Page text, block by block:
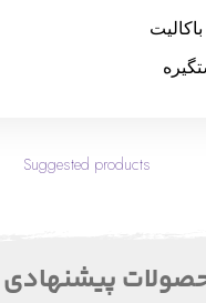
Suggested products
پیشنهادی